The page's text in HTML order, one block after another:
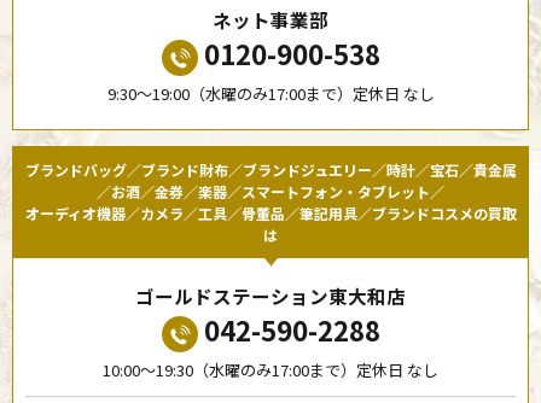
ネット事業部
0120-900-538
9:30〜19:00（水曜のみ17:00まで）定休日 なし
ブランドバッグ／ブランド財布／ブランドジュエリー／時計／宝石／貴金属
／お酒／金券／楽器／スマートフォン・タブレット／
オーディオ機器／カメラ／工具／骨董品／筆記用具／ブランドコスメの買取
は
ゴールドステーション東大和店
042-590-2288
10:00〜19:30（水曜のみ17:00まで）定休日 なし